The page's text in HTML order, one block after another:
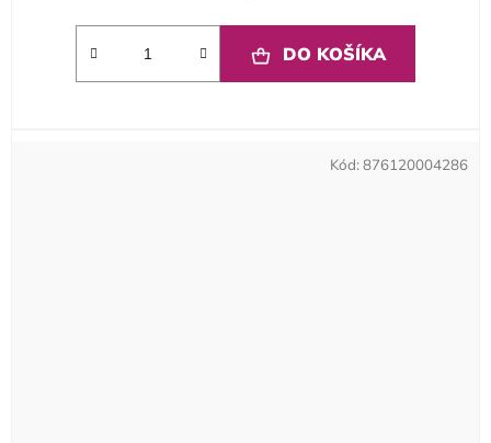
DO KOŠÍKA
Kód: 876120004286